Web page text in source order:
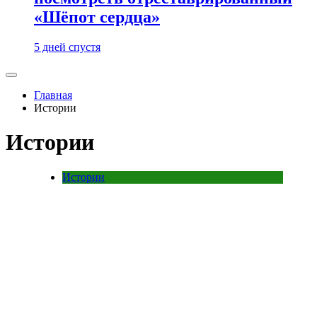
«Шёпот сердца»
5 дней спустя
Главная
Истории
Истории
Истории